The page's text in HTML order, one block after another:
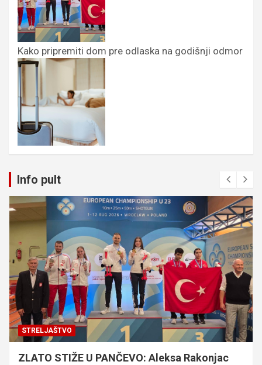
Kako pripremiti dom pre odlaska na godišnji odmor
Info pult
STRELJAŠTVO
ZLATO STIŽE U PANČEVO: Aleksa Rakonjac